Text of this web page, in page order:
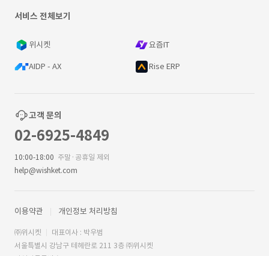
서비스 전체보기
위시켓 요즘IT
AIDP - AX Rise ERP
고객 문의
02-6925-4849
10:00-18:00 주말·공휴일 제외
help@wishket.com
이용약관 개인정보 처리방침
㈜위시켓
대표이사 : 박우범
서울특별시 강남구 테헤란로 211 3층 ㈜위시켓